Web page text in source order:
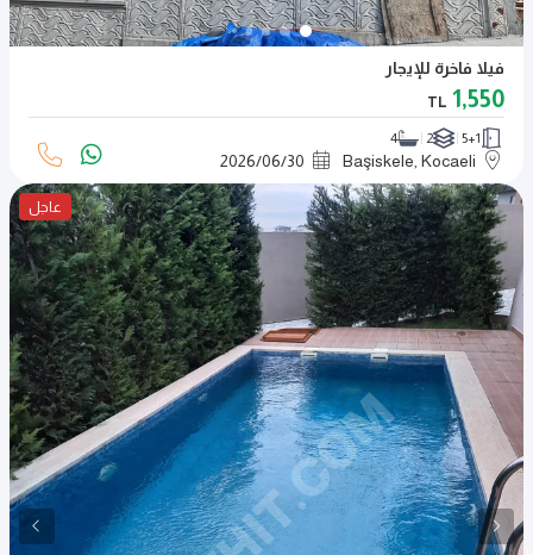
فيلا فاخرة للإيجار
1,550
TL
5+1
2
4
Başiskele, Kocaeli
2026/06/30
عاجل